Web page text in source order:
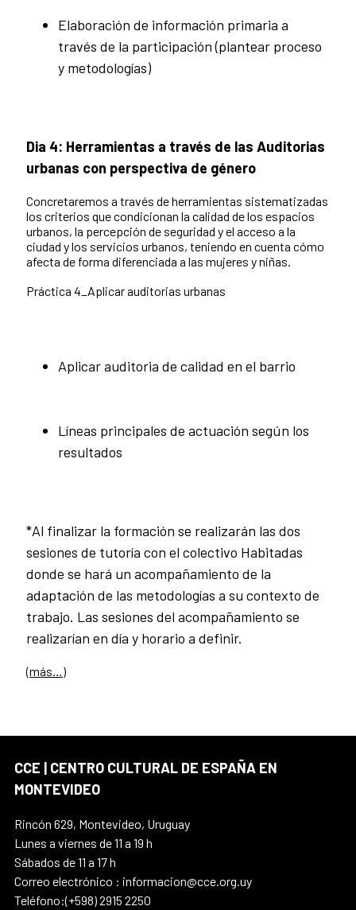
Elaboración de información primaria a
través de la participación (plantear proceso
y metodologías)
Dia 4: Herramientas a través de las Auditorias
urbanas con perspectiva de género
Concretaremos a través de herramientas sistematizadas
los criterios que condicionan la calidad de los espacios
urbanos, la percepción de seguridad y el acceso a la
ciudad y los servicios urbanos, teniendo en cuenta cómo
afecta de forma diferenciada a las mujeres y niñas.
Práctica 4_Aplicar auditorias urbanas
Aplicar auditoria de calidad en el barrio
Líneas principales de actuación según los
resultados
*Al finalizar la formación se realizarán las dos
sesiones de tutoría con el colectivo Habitadas
donde se hará un acompañamiento de la
adaptación de las metodologías a su contexto de
trabajo. Las sesiones del acompañamiento se
realizarían en día y horario a definir.
(más…)
CCE | CENTRO CULTURAL DE ESPAÑA EN
MONTEVIDEO
Rincón 629, Montevideo, Uruguay
Lunes a viernes de 11 a 19 h
Sábados de 11 a 17 h
Correo electrónico : informacion@cce.org.uy
Teléfono:(+598) 2915 2250